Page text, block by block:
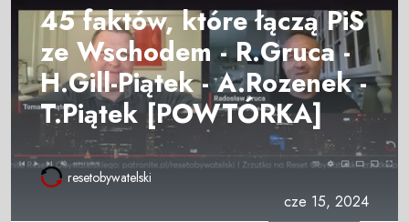
45 faktów, które łączą PiS
ze Wschodem - R.Gruca -
H.Gill-Piątek - A.Rozenek -
T.Piątek [POWTÓRKA]
resetobywatelski
cze 15, 2024